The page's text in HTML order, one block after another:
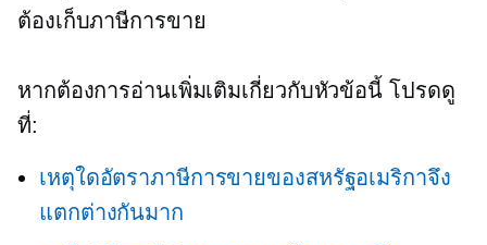
ต้องเก็บภาษีการขาย
หากต้องการอ่านเพิ่มเติมเกี่ยวกับหัวข้อนี้ โปรดดู
ที่:
เหตุใดอัตราภาษีการขายของสหรัฐอเมริกาจึง
แตกต่างกันมาก